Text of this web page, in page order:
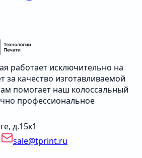
работает исключительно на
за качество изготавливаемой
помогает наш колоссальный
профессиональное
д.15к1
sale@tprint.ru